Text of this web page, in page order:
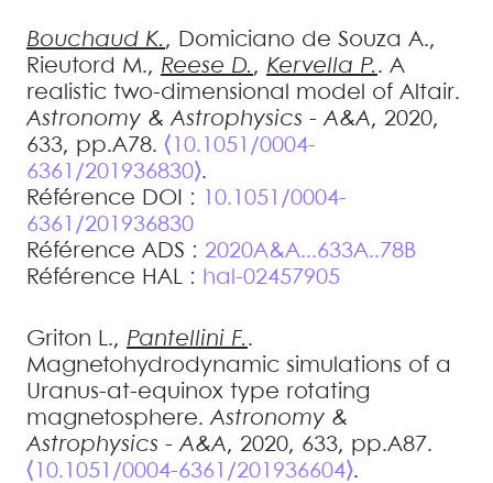
Bouchaud K., Domiciano de Souza A.,
Rieutord M., Reese D., Kervella P.. A
realistic two-dimensional model of Altair.
Astronomy & Astrophysics - A&A, 2020,
633, pp.A78. ⟨10.1051/0004-
6361/201936830⟩.
Référence DOI :
10.1051/0004-
6361/201936830
Référence ADS : 2020A&A...633A..78B
Référence HAL : hal-02457905
Griton L., Pantellini F..
Magnetohydrodynamic simulations of a
Uranus-at-equinox type rotating
magnetosphere.Astronomy &
Astrophysics - A&A, 2020, 633, pp.A87.
⟨10.1051/0004-6361/201936604⟩.